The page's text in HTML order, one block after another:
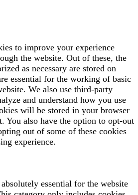
to improve your experience
the website. Out of these, the
as necessary are stored on
essential for the working of basic
We also use third-party
and understand how you use
will be stored in your browser
You also have the option to opt-out
out of some of these cookies
experience.
essential for the website